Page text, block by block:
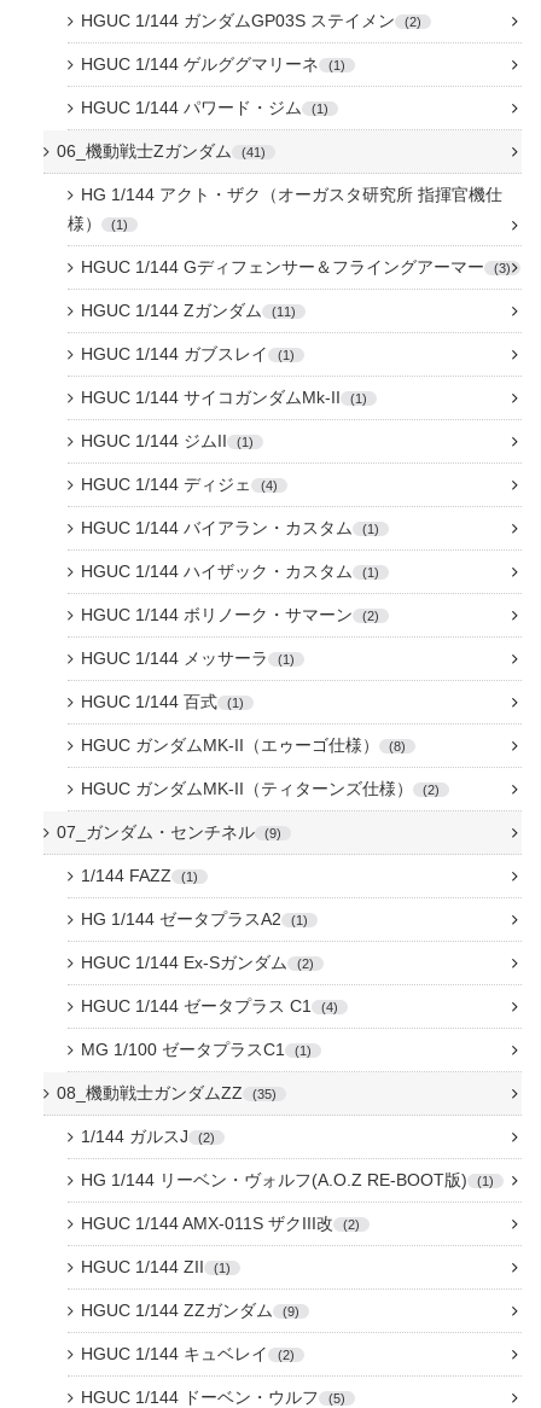
HGUC 1/144 ガンダムGP03S ステイメン 2
HGUC 1/144 ゲルググマリーネ 1
HGUC 1/144 パワード・ジム 1
06_機動戦士Zガンダム 41
HG 1/144 アクト・ザク（オーガスタ研究所 指揮官機仕
様）
1
HGUC 1/144 Gディフェンサー＆フライングアーマー 3
HGUC 1/144 Zガンダム 11
HGUC 1/144 ガブスレイ 1
HGUC 1/144 サイコガンダムMk-II 1
HGUC 1/144 ジムII 1
HGUC 1/144 ディジェ 4
HGUC 1/144 バイアラン・カスタム 1
HGUC 1/144 ハイザック・カスタム 1
HGUC 1/144 ボリノーク・サマーン 2
HGUC 1/144 メッサーラ 1
HGUC 1/144 百式 1
HGUC ガンダムMK-II（エゥーゴ仕様） 8
HGUC ガンダムMK-II（ティターンズ仕様） 2
07_ガンダム・センチネル 9
1/144 FAZZ 1
HG 1/144 ゼータプラスA2 1
HGUC 1/144 Ex-Sガンダム 2
HGUC 1/144 ゼータプラス C1 4
MG 1/100 ゼータプラスC1 1
08_機動戦士ガンダムZZ 35
1/144 ガルスJ 2
HG 1/144 リーベン・ヴォルフ(A.O.Z RE-BOOT版) 1
HGUC 1/144 AMX-011S ザクIII改 2
HGUC 1/144 ZII 1
HGUC 1/144 ZZガンダム 9
HGUC 1/144 キュベレイ 2
HGUC 1/144 ドーベン・ウルフ 5